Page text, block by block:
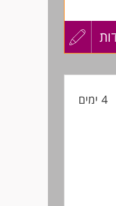
חוצי
עדכון
4 ימים